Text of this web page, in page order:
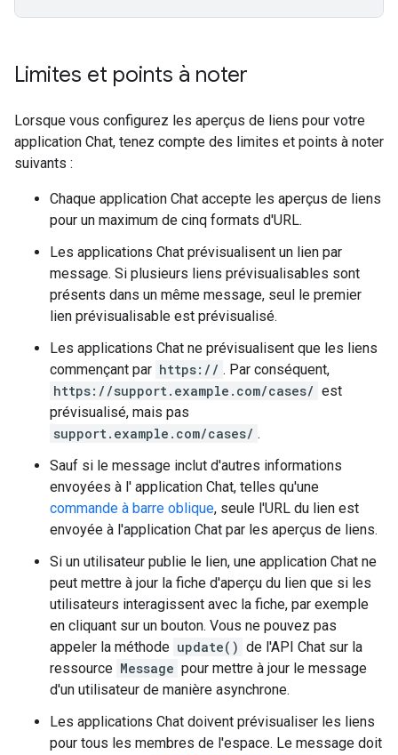
Limites et points à noter
Lorsque vous configurez les aperçus de liens pour votre
application Chat, tenez compte des limites et points à noter
suivants :
Chaque application Chat accepte les aperçus de liens
pour un maximum de cinq formats d'URL.
Les applications Chat prévisualisent un lien par
message. Si plusieurs liens prévisualisables sont
présents dans un même message, seul le premier
lien prévisualisable est prévisualisé.
Les applications Chat ne prévisualisent que les liens
commençant par https:// . Par conséquent,
https://support.example.com/cases/ est
prévisualisé, mais pas
support.example.com/cases/ .
Sauf si le message inclut d'autres informations
envoyées à l' application Chat, telles qu'une
commande à barre oblique, seule l'URL du lien est
envoyée à l'application Chat par les aperçus de liens.
Si un utilisateur publie le lien, une application Chat ne
peut mettre à jour la fiche d'aperçu du lien que si les
utilisateurs interagissent avec la fiche, par exemple
en cliquant sur un bouton. Vous ne pouvez pas
appeler la méthode update() de l'API Chat sur la
ressource Message pour mettre à jour le message
d'un utilisateur de manière asynchrone.
Les applications Chat doivent prévisualiser les liens
pour tous les membres de l'espace. Le message doit